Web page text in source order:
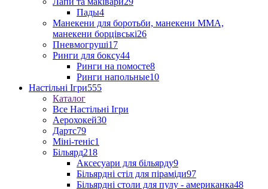
Пады4
Манекени для боротьби, манекени ММА,
манекени борцівські26
Пневмогруші17
Ринги для боксу44
Ринги на помосте8
Ринги напольные10
Настільні Ігри555
Каталог
Все Настільні Ігри
Аерохокей30
Дартс79
Міні-теніс1
Більярд218
Аксесуари для більярду9
Більярдні стіл для піраміди97
Більярдні столи для пулу - американка48